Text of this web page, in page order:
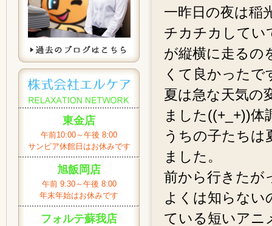
東金店
午前10:00～午後 8:00
サンピア休館日はお休みです
旭飯岡店
午前 9:30～午後 8:00
年末年始はお休みです
フォルテ蘇我店
一昨日の夜は稲
チカチカしてい
が縦横に走るの
くて良かったで
夏は急な天気の
ました((+_+))
うちの子たちは
ました。
前から行きたが
よくは知らない
ている短いアニ